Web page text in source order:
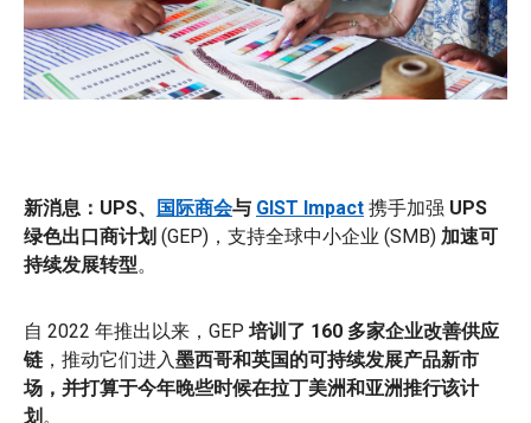
新消息：UPS、 国际商会与 GIST Impact 携手加强 UPS
绿色出口商计划 (GEP)，支持全球中小企业 (SMB) 加速可
持续发展转型。
自 2022 年推出以来，GEP 培训了 160 多家企业改善供应
链 ，推动它们进入墨西哥和英国的可持续发展产品新市
场，并打算于今年晚些时候在拉丁美洲和亚洲推行该计
划 。